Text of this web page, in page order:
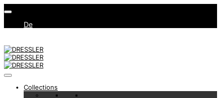
De
Collections